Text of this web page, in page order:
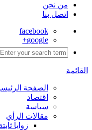
من نحن
اتصل بنا
facebook
google+
القائمة
الصفحة
اقتصاد
سياسة
مقالات الرأي
زوايا